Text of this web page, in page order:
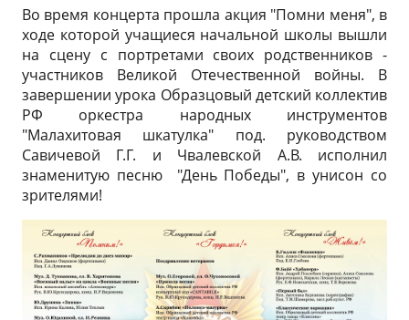
Во время концерта прошла акция "Помни меня", в
ходе которой учащиеся начальной школы вышли
на сцену с портретами своих родственников -
участников Великой Отечественной войны. В
завершении урока Образцовый детский коллектив
РФ оркестра народных инструментов
"Малахитовая шкатулка" под. руководством
Савичевой Г.Г. и Чвалевской А.В. исполнил
знаменитую песню "День Победы", в унисон со
зрителями!